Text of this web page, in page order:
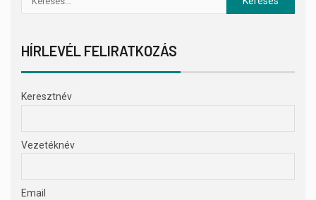
HÍRLEVÉL FELIRATKOZÁS
Keresztnév
Vezetéknév
Email